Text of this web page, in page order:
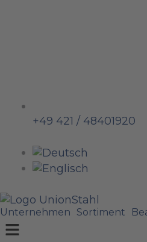
+49 421 / 48401920
Unternehmen Sortiment